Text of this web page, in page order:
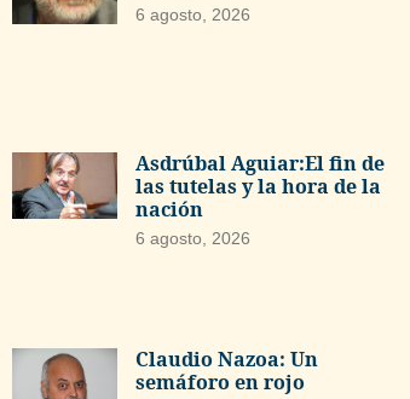
6 agosto, 2026
Asdrúbal Aguiar:El fin de
las tutelas y la hora de la
nación
6 agosto, 2026
Claudio Nazoa: Un
semáforo en rojo